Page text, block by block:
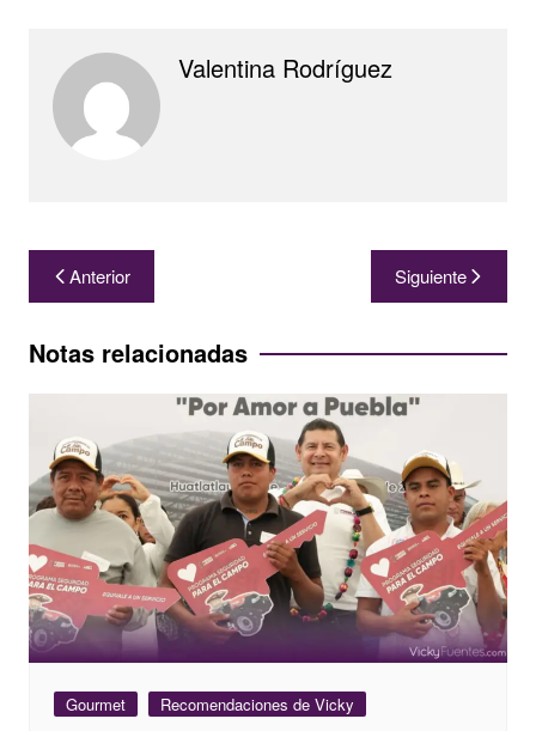
Valentina Rodríguez
Navegación
de
entradas
Anterior Siguiente
Notas relacionadas
Gourmet Recomendaciones de Vicky